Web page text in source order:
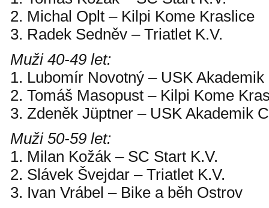
2. Michal Oplt – Kilpi Kome Kraslice
3. Radek Sedněv – Triatlet K.V.
Muži 40-49 let:
1. Lubomír Novotný – USK Akademik
2. Tomáš Masopust – Kilpi Kome
3. Zdeněk Jüptner – USK Akademik
Muži 50-59 let:
1. Milan Kožák – SC Start K.V.
2. Slávek Švejdar – Triatlet K.V.
3. Ivan Vrábel – Bike a běh Ostrov